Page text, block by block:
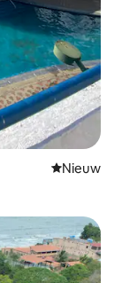
Nieuwe
Nieuw